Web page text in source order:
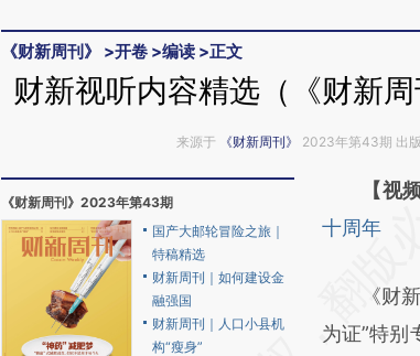
《财新周刊》 >开卷 >编读 >正文
财新视听内容精选（《财新
来源于 《财新周刊》 2023年第43期 出
《财新周刊》2023年第43期
国产大邮轮冒险之旅｜
特稿精选
财新周刊｜如何建设金
融强国
财新周刊｜人口小县机
构“瘦身”
请务必在
AI
(https://
成，可能
【视频
十周年
《财新
为证”特别